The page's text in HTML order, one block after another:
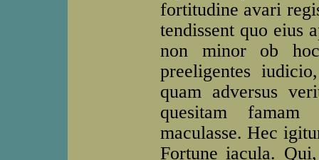
fortitudine avari
tendissent quo eius
non minor ob
preeligentes
quam adversus
quesitam famam
maculasse. Hec
Fortune iacula.